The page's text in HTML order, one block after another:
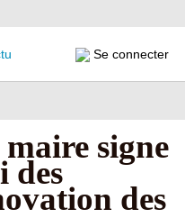
Se connecter
signe
des
des